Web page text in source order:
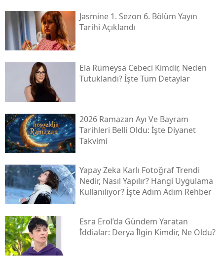
Jasmine 1. Sezon 6. Bölüm Yayın
Tarihi Açıklandı
Ela Rümeysa Cebeci Kimdir, Neden
Tutuklandı? İşte Tüm Detaylar
2026 Ramazan Ayı Ve Bayram
Tarihleri Belli Oldu: İşte Diyanet
Takvimi
Yapay Zeka Karlı Fotoğraf Trendi
Nedir, Nasıl Yapılır? Hangi Uygulama
Kullanılıyor? İşte Adım Adım Rehber
Esra Erol’da Gündem Yaratan
İddialar: Derya İlgin Kimdir, Ne Oldu?